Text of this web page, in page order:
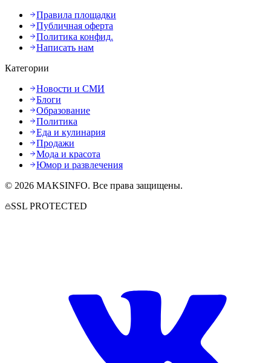
Правила площадки
Публичная оферта
Политика конфид.
Написать нам
Категории
Новости и СМИ
Блоги
Образование
Политика
Еда и кулинария
Продажи
Мода и красота
Юмор и развлечения
© 2026 MAKSINFO. Все права защищены.
SSL PROTECTED